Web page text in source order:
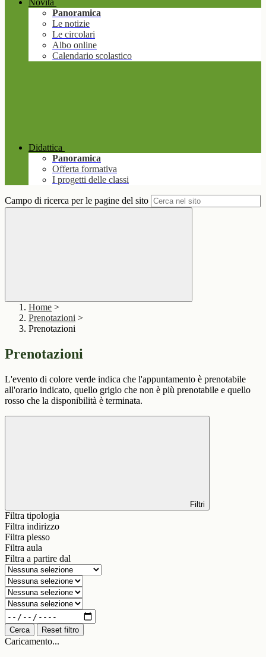
Novità
Panoramica
Le notizie
Le circolari
Albo online
Calendario scolastico
Didattica
Panoramica
Offerta formativa
I progetti delle classi
Campo di ricerca per le pagine del sito
Home >
Prenotazioni >
Prenotazioni
Prenotazioni
L'evento di colore verde indica che l'appuntamento è prenotabile
all'orario indicato, quello grigio che non è più prenotabile e quello
rosso che la disponibilità è terminata.
Filtri
Filtra tipologia
Filtra indirizzo
Filtra plesso
Filtra aula
Filtra a partire dal
Cerca Reset filtro
Caricamento...